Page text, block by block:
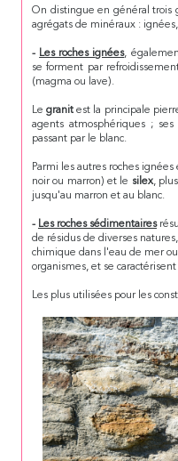
On distingue en général trois
agrégats de minéraux :
- Les roches ignées,
se forment par
(magma ou lave).
Legranit est la principale
agents atmosphériques ;
passant par le blanc.
Parmi les autres roches
noir ou marron) et le silex,
jusqu'au marron et au blanc.
- Les roches sédimentaires
de résidus de diverses
chimique dans l'eau de mer
organismes, et se
Les plus utilisées pour les